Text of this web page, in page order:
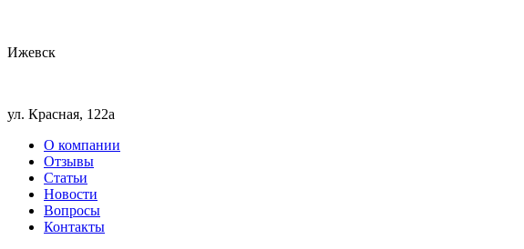
Ижевск
ул. Красная, 122а
О компании
Отзывы
Статьи
Новости
Вопросы
Контакты